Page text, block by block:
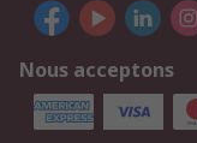
Nous acceptons